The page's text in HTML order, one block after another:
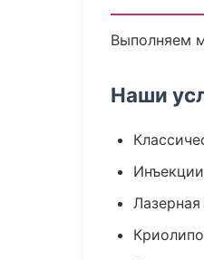
Выполняем
Наши